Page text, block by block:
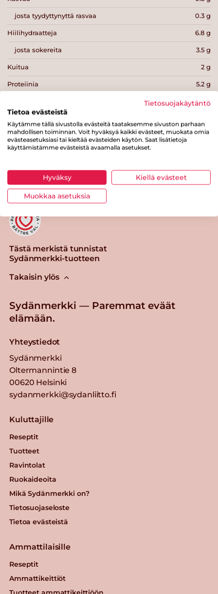
josta tyydyttynyttä rasvaa 0.3 g
Hiilihydraatteja 6.8 g
josta sokereita 3.5 g
Kuitua 2 g
Proteiinia 5.2 g
0.2 g
Tästä merkistä tunnistat
Sydänmerkki-tuotteen
Takaisin ylös
Sydänmerkki — Paremmat eväät
elämään.
Yhteystiedot
Sydänmerkki
Oltermannintie 8
00620 Helsinki
sydanmerkki@sydanliitto.fi
Kuluttajille
Reseptit
Tuotteet
Ravintolat
Ruokaideoita
Mikä Sydänmerkki on?
Tietosuojaseloste
Tietoa evästeistä
Ammattilaisille
Reseptit
Ammattikeittiöt
Tietosuojakäytäntö
Tietoa evästeistä
Käytämme tällä sivustolla evästeitä taataksemme sivuston parhaan
mahdollisen toiminnan. Voit hyväksyä kaikki evästeet, muokata omia
evästeasetuksiasi tai kieltää evästeiden käytön. Saat lisätietoja
käyttämistämme evästeistä avaamalla asetukset.
Hyväksy Kiellä evästeet
Muokkaa asetuksia